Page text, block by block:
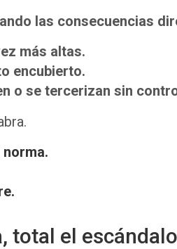
las consecuencias
más altas.
encubierto.
o se tercerizan sin
total el